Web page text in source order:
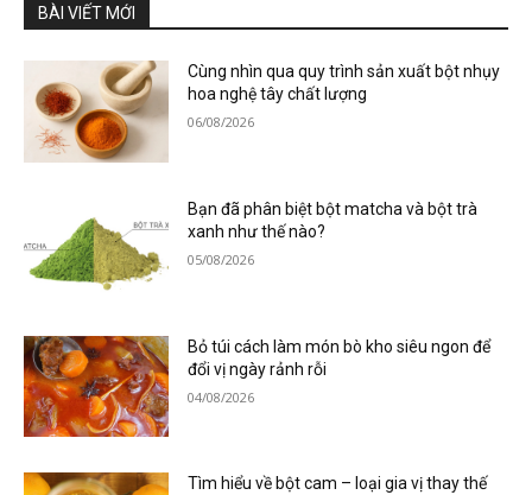
BÀI VIẾT MỚI
Cùng nhìn qua quy trình sản xuất bột nhụy
hoa nghệ tây chất lượng
06/08/2026
Bạn đã phân biệt bột matcha và bột trà
xanh như thế nào?
05/08/2026
Bỏ túi cách làm món bò kho siêu ngon để
đổi vị ngày rảnh rỗi
04/08/2026
Tìm hiểu về bột cam – loại gia vị thay thế